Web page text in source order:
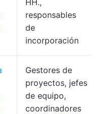
HH.,
responsables
de
incorporación
Gestores de
proyectos, jefes
de equipo,
coordinadores